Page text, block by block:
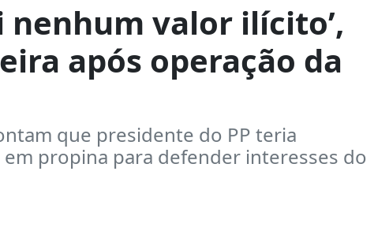
nenhum valor ilícito’,
após operação da
que presidente do PP teria
propina para defender interesses do